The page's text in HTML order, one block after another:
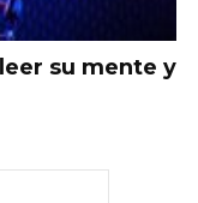
su mente y